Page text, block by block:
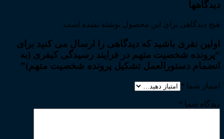
دیدگاهها
هیچ دیدگاهی برای این محصول نوشته نشده است.
اولین نفری باشید که دیدگاهی را ارسال می کنید برای
“پرونده شخصیت متهم در فرایند رسیدگی کیفری (به
انضمام دستورالعمل تشکیل پرونده شخصیت متهم)”
امتیاز شما *
دیدگاه شما *